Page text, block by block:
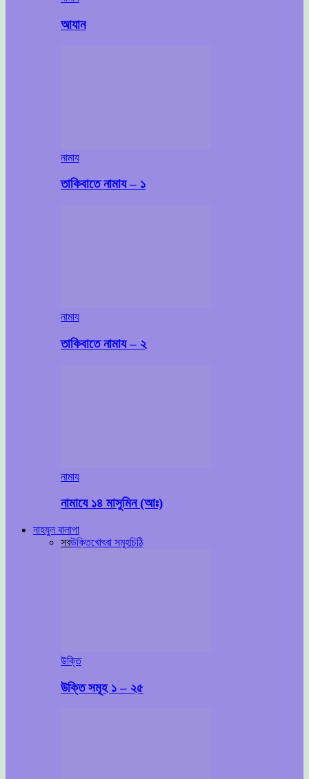
আযান
নামায
তাকিবাতে নামায – ১
নামায
তাকিবাতে নামায – ২
নামায
নামাযে ১৪ মাসুমিন (আঃ)
নাহযুল বালাগা
সবউক্তিখোৎবা সমূহচিঠি
উক্তি
উক্তি সমূহ ১ – ২৫